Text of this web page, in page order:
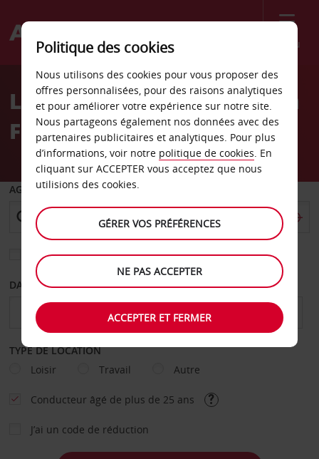
Menu
Welcome
AvisLocation de voiture Flic en
Flac Hilton Resort Spa
AGENCE DE DÉPART
Sélectionnez une autre agence de retour
DATE DE DÉPART DATE DE RETOUR
TYPE DE LOCATION
Loisir
Travail Autre
Conducteur âgé de plus de 25 ans
J’ai un code de réduction
Politique des cookies
Nous utilisons des cookies pour vous proposer des
offres personnalisées, pour des raisons analytiques
et pour améliorer votre expérience sur notre site.
Nous partageons également nos données avec des
partenaires publicitaires et analytiques. Pour plus
d’informations, voir notre politique de cookies. En
cliquant sur ACCEPTER vous acceptez que nous
utilisions des cookies.
GÉRER VOS PRÉFÉRENCES
NE PAS ACCEPTER
ACCEPTER ET FERMER